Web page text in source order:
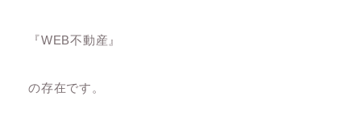
『WEB不動産』
の存在です。